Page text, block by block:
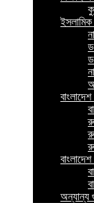
অন্যান্য